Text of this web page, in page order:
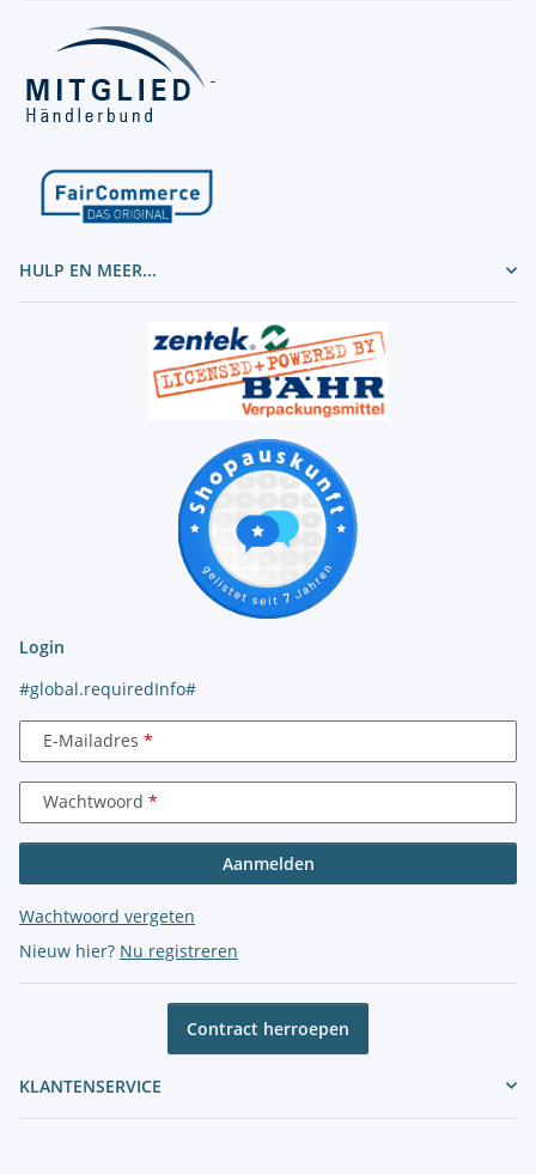
HULP EN MEER...
Login
#global.requiredInfo#
E-Mailadres
Wachtwoord
Aanmelden
Wachtwoord vergeten
Nieuw hier? Nu registreren
Contract herroepen
KLANTENSERVICE